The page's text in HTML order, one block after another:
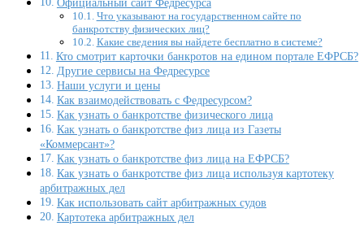
Что указывают на государственном сайте по
банкротству физических лиц?
Какие сведения вы найдете бесплатно в системе?
Кто смотрит карточки банкротов на едином портале ЕФРСБ?
Другие сервисы на Федресурсе
Наши услуги и цены
Как взаимодействовать с Федресурсом?
Как узнать о банкротстве физического лица
Как узнать о банкротстве физ лица из Газеты
«Коммерсант»?
Как узнать о банкротстве физ лица на ЕФРСБ?
Как узнать о банкротстве физ лица используя картотеку
арбитражных дел
Как использовать сайт арбитражных судов
Картотека арбитражных дел